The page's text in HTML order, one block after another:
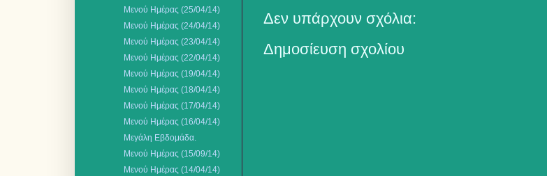
Δεν υπάρχουν σχόλια:
Δημοσίευση σχολίου
Μενού Ημέρας (25/04/14)
Μενού Ημέρας (24/04/14)
Μενού Ημέρας (23/04/14)
Μενού Ημέρας (22/04/14)
Μενού Ημέρας (19/04/14)
Μενού Ημέρας (18/04/14)
Μενού Ημέρας (17/04/14)
Μενού Ημέρας (16/04/14)
Μεγάλη Εβδομάδα.
Μενού Ημέρας (15/09/14)
Μενού Ημέρας (14/04/14)